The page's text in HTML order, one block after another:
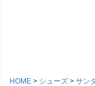
HOME シューズ
サン